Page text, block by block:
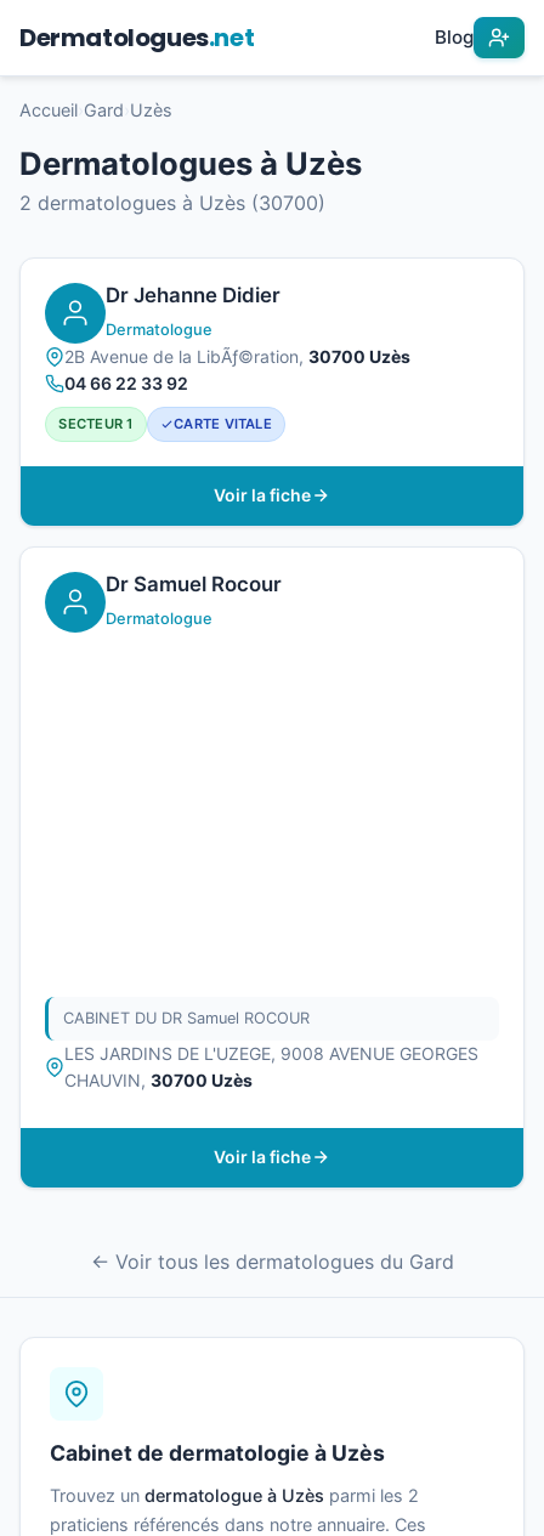
Dermatologues.net Blog
Accueil Gard Uzès
Dermatologues à Uzès
2 dermatologues à Uzès (30700)
Dr Jehanne Didier
Dermatologue
2B Avenue de la LibÃƒ©ration, 30700 Uzès
04 66 22 33 92
SECTEUR 1 CARTE VITALE
Voir la fiche
Dr Samuel Rocour
Dermatologue
CABINET DU DR Samuel ROCOUR
LES JARDINS DE L'UZEGE, 9008 AVENUE GEORGES
CHAUVIN, 30700 Uzès
Voir la fiche
← Voir tous les dermatologues du Gard
Cabinet de dermatologie à Uzès
Trouvez un dermatologue à Uzès parmi les 2
praticiens référencés dans notre annuaire. Ces